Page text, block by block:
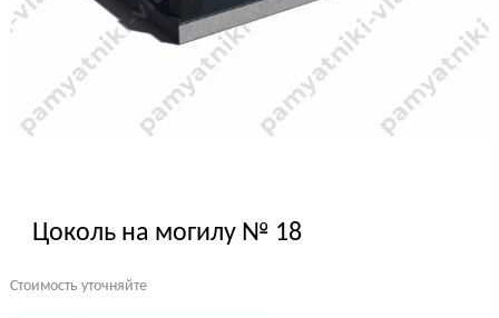
Цоколь на могилу № 18
Стоимость уточняйте